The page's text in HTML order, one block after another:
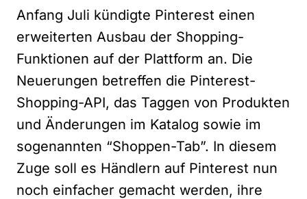
Anfang Juli kündigte Pinterest einen
erweiterten Ausbau der Shopping-
Funktionen auf der Plattform an. Die
Neuerungen betreffen die Pinterest-
Shopping-API, das Taggen von Produkten
und Änderungen im Katalog sowie im
sogenannten “Shoppen-Tab”. In diesem
Zuge soll es Händlern auf Pinterest nun
noch einfacher gemacht werden, ihre